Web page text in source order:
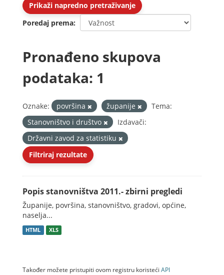
Prikaži napredno pretraživanje
Poredaj prema
Pronađeno skupova
podataka: 1
Oznake: površina županije
Tema:
Stanovništvo i društvo
Izdavači:
Državni zavod za statistiku
Filtriraj rezultate
Popis stanovništva 2011.- zbirni pregledi
Županije, površina, stanovništvo, gradovi, općine,
naselja...
HTML XLS
Također možete pristupiti ovom registru koristeći API